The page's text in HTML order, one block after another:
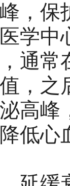
，
学中
通常
，
高
低心